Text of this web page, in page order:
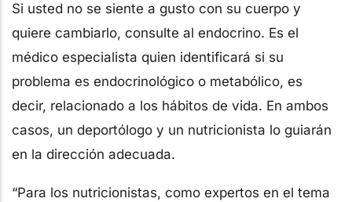
Si usted no se siente a gusto con su cuerpo y
quiere cambiarlo, consulte al endocrino. Es el
médico especialista quien identificará si su
problema es endocrinológico o metabólico, es
decir, relacionado a los hábitos de vida. En ambos
casos, un deportólogo y un nutricionista lo guiarán
en la dirección adecuada.
“Para los nutricionistas, como expertos en el tema